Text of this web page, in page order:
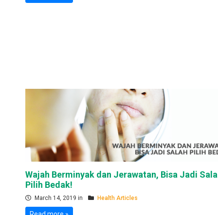
Wajah Berminyak dan Jerawatan, Bisa Jadi
Pilih Bedak!
March 14, 2019 in Health Articles